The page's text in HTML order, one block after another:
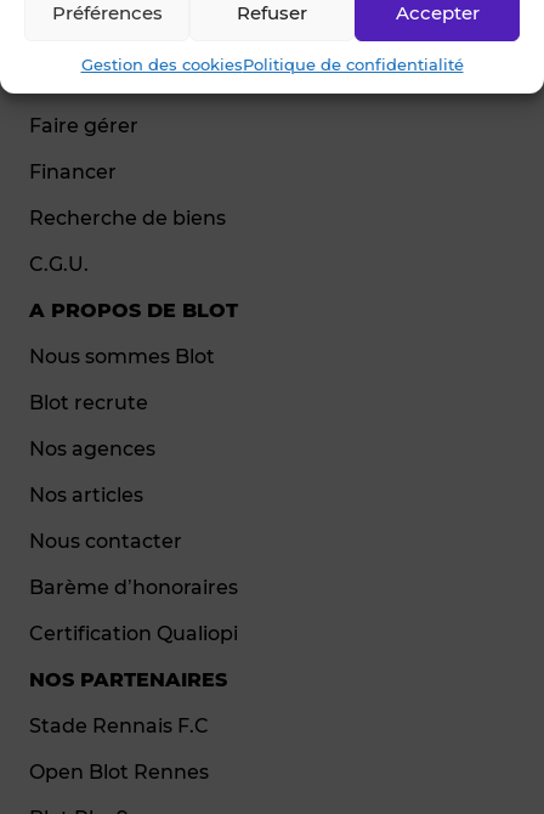
Accepter
Refuser
Préférences
Gestion des cookiesPolitique de confidentialité
Louer
Faire gérer
Financer
Recherche de biens
C.G.U.
A PROPOS DE BLOT
Nous sommes Blot
Blot recrute
Nos agences
Nos articles
Nous contacter
Barème d’honoraires
Certification Qualiopi
NOS PARTENAIRES
Stade Rennais F.C
Open Blot Rennes